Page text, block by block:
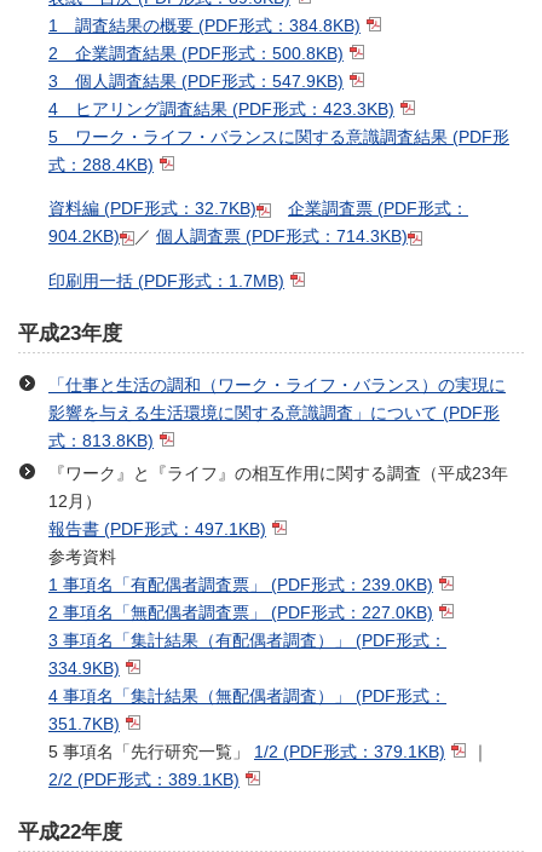
1 調査結果の概要 (PDF形式：384.8KB)
2 企業調査結果 (PDF形式：500.8KB)
3 個人調査結果 (PDF形式：547.9KB)
4 ヒアリング調査結果 (PDF形式：423.3KB)
5 ワーク・ライフ・バランスに関する意識調査結果 (PDF形
式：288.4KB)
資料編 (PDF形式：32.7KB) 企業調査票 (PDF形式：
904.2KB)
／ 個人調査票 (PDF形式：714.3KB)
印刷用一括 (PDF形式：1.7MB)
平成23年度
「仕事と生活の調和（ワーク・ライフ・バランス）の実現に
影響を与える生活環境に関する意識調査」について (PDF形
式：813.8KB)
『ワーク』と『ライフ』の相互作用に関する調査（平成23年
12月）
報告書 (PDF形式：497.1KB)
参考資料
1 事項名「有配偶者調査票」 (PDF形式：239.0KB)
2 事項名「無配偶者調査票」 (PDF形式：227.0KB)
3 事項名「集計結果（有配偶者調査）」 (PDF形式：
334.9KB)
4 事項名「集計結果（無配偶者調査）」 (PDF形式：
351.7KB)
5 事項名「先行研究一覧」 1/2 (PDF形式：379.1KB)
2/2 (PDF形式：389.1KB)
平成22年度